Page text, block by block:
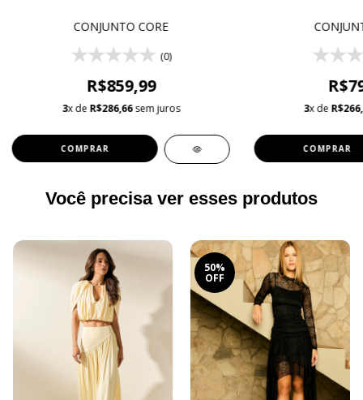
CONJUNTO CORE
(0)
R$859,99
3x de R$286,66sem juros
COMPRAR
3x de
COMPRAR
Você precisa ver esses produtos
50%
OFF